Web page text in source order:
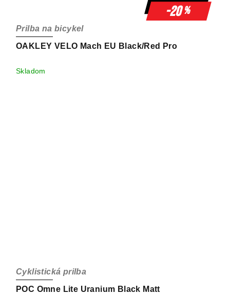
-20%
OAKLEY VELO Mach EU Black/Red Pro
Prilba na bicykel
Skladom
POC Omne Lite Uranium Black Matt
Cyklistická prilba